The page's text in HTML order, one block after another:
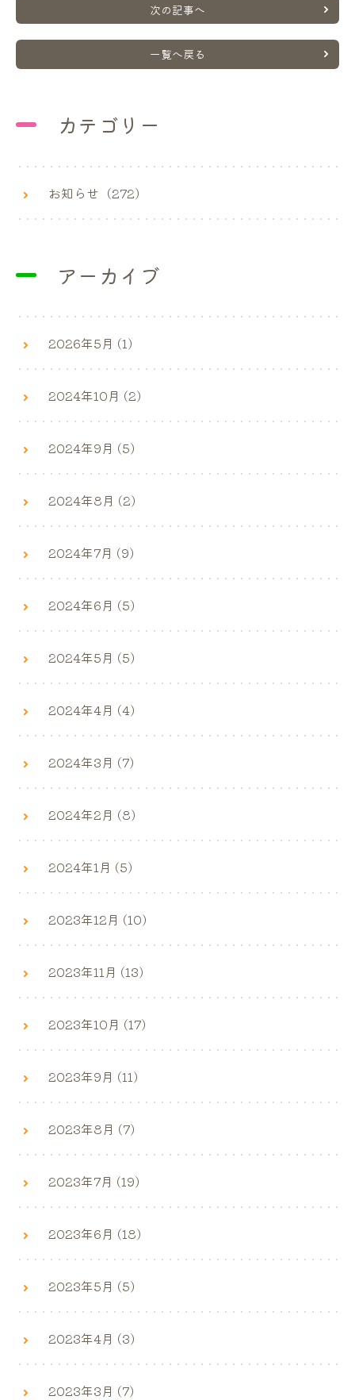
次の記事へ
一覧へ戻る
カテゴリー
お知らせ（272）
アーカイブ
2026年5月 (1)
2024年10月 (2)
2024年9月 (5)
2024年8月 (2)
2024年7月 (9)
2024年6月 (5)
2024年5月 (5)
2024年4月 (4)
2024年3月 (7)
2024年2月 (8)
2024年1月 (5)
2023年12月 (10)
2023年11月 (13)
2023年10月 (17)
2023年9月 (11)
2023年8月 (7)
2023年7月 (19)
2023年6月 (18)
2023年5月 (5)
2023年4月 (3)
2023年3月 (7)